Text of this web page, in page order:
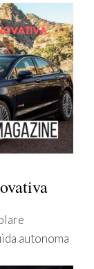
autonoma